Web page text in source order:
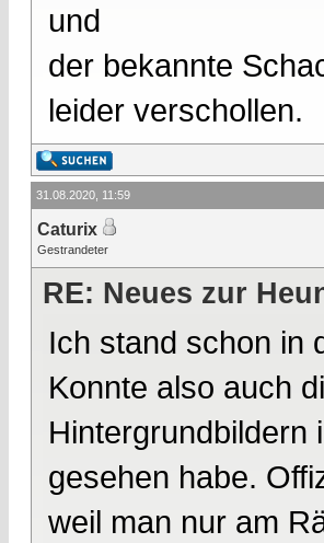
und
der bekannte
leider verschollen.
31.08.2020, 11:59
Caturix
Gestrandeter
RE: Neues zur
Ich stand schon in
Konnte also auch
Hintergrundbildern
gesehen habe.
weil man nur am